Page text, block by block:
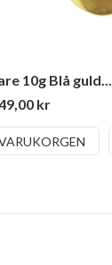
10g Blå guld...
kr